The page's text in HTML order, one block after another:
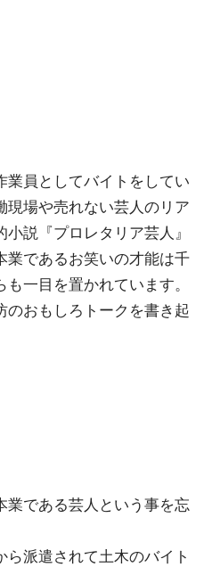
業員としてバイトをしてい
現場や売れない芸人のリア
説『プロレタリア芸人』
業であるお笑いの才能は千
一目を置かれています。
のおもしろトークを書き起
業である芸人という事を忘
派遣されて土木のバイト